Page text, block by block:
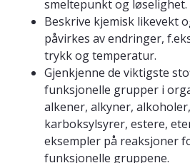
smeltepunkt og løselighet.
Beskrive kjemisk likevekt
påvirkes av endringer,
trykk og temperatur.
Gjenkjenne de viktigste
funksjonelle grupper i
alkener, alkyner,
karboksylsyrer, estere,
eksempler på reaksjoner
funksjonelle gruppene.